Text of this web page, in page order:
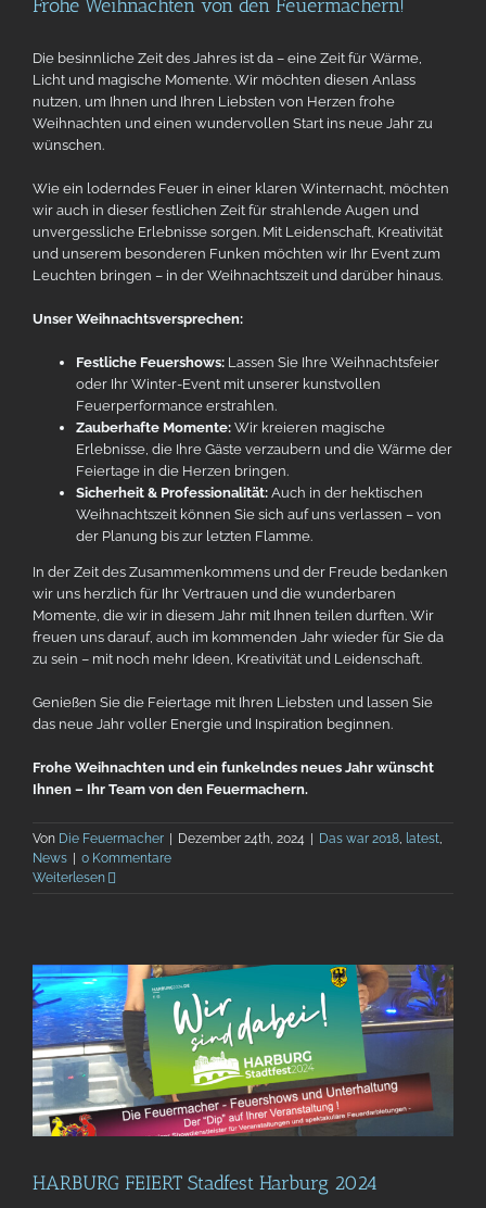
Frohe Weihnachten von den Feuermachern!
Die besinnliche Zeit des Jahres ist da – eine Zeit für Wärme,
Licht und magische Momente. Wir möchten diesen Anlass
nutzen, um Ihnen und Ihren Liebsten von Herzen frohe
Weihnachten und einen wundervollen Start ins neue Jahr zu
wünschen.
Wie ein loderndes Feuer in einer klaren Winternacht, möchten
wir auch in dieser festlichen Zeit für strahlende Augen und
unvergessliche Erlebnisse sorgen. Mit Leidenschaft, Kreativität
und unserem besonderen Funken möchten wir Ihr Event zum
Leuchten bringen – in der Weihnachtszeit und darüber hinaus.
Unser Weihnachtsversprechen:
Festliche Feuershows: Lassen Sie Ihre Weihnachtsfeier
oder Ihr Winter-Event mit unserer kunstvollen
Feuerperformance erstrahlen.
Zauberhafte Momente: Wir kreieren magische
Erlebnisse, die Ihre Gäste verzaubern und die Wärme der
Feiertage in die Herzen bringen.
Sicherheit & Professionalität: Auch in der hektischen
Weihnachtszeit können Sie sich auf uns verlassen – von
der Planung bis zur letzten Flamme.
In der Zeit des Zusammenkommens und der Freude bedanken
wir uns herzlich für Ihr Vertrauen und die wunderbaren
Momente, die wir in diesem Jahr mit Ihnen teilen durften. Wir
freuen uns darauf, auch im kommenden Jahr wieder für Sie da
zu sein – mit noch mehr Ideen, Kreativität und Leidenschaft.
Genießen Sie die Feiertage mit Ihren Liebsten und lassen Sie
das neue Jahr voller Energie und Inspiration beginnen.
Frohe Weihnachten und ein funkelndes neues Jahr wünscht
Ihnen – Ihr Team von den Feuermachern.
Von Die Feuermacher Dezember 24th, 2024 Das war 2018, latest,
News
0 Kommentare
Weiterlesen
HARBURG FEIERT Stadfest Harburg 2024